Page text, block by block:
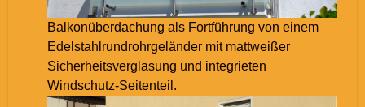
Balkonüberdachung als Fortführung von einem
Edelstahlrundrohrgeländer mit mattweißer
Sicherheitsverglasung und integrieten
Windschutz-Seitenteil.